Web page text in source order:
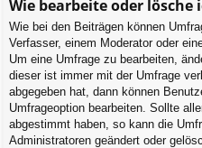
Wie bearbeite oder lösche
Wie bei den Beiträgen können
Verfasser, einem Moderator oder
Um eine Umfrage zu bearbeiten,
dieser ist immer mit der Umfrage
abgegeben hat, dann können
Umfrageoption bearbeiten. Sollte
abgestimmt haben, so kann die
Administratoren geändert oder